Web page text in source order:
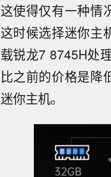
这使得仅有一种情
这时候选择迷你主
载锐龙7 8745H处
比之前的价格是降
迷你主机。